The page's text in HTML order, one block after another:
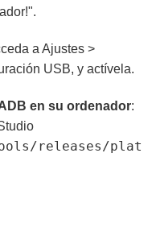
a Ajustes >
USB, y actívela.
en su ordenador:
releases/plat